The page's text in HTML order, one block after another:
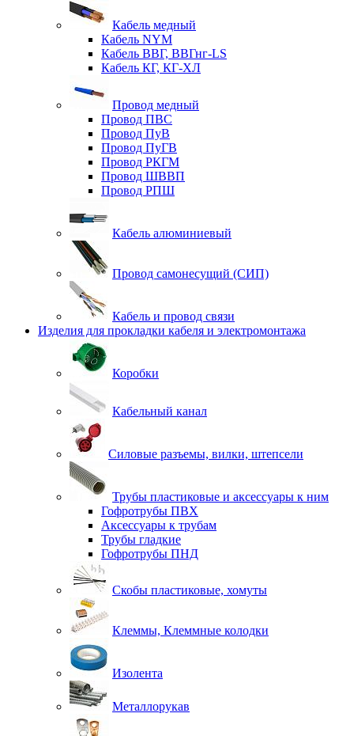
Кабель медный
Кабель NYM
Кабель ВВГ, ВВГнг-LS
Кабель КГ, КГ-ХЛ
Провод медный
Провод ПВС
Провод ПуВ
Провод ПуГВ
Провод РКГМ
Провод ШВВП
Провод РПШ
Кабель алюминиевый
Провод самонесущий (СИП)
Кабель и провод связи
Изделия для прокладки кабеля и электромонтажа
Коробки
Кабельный канал
Силовые разъемы, вилки, штепсели
Трубы пластиковые и аксессуары к ним
Гофротрубы ПВХ
Аксессуары к трубам
Трубы гладкие
Гофротрубы ПНД
Скобы пластиковые, хомуты
Клеммы, Клеммные колодки
Изолента
Металлорукав